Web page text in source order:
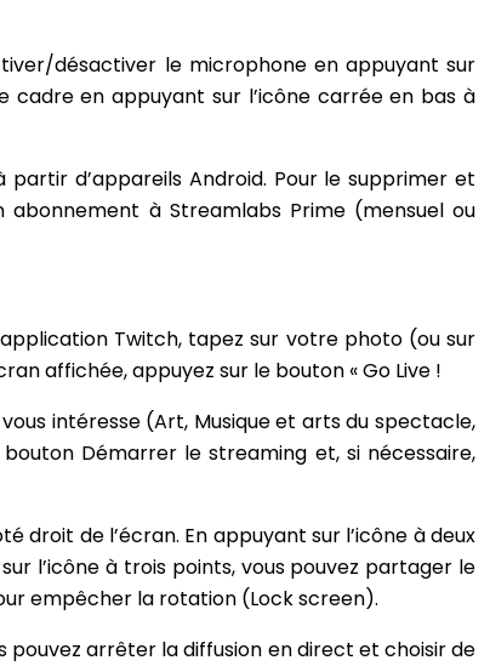
désactiver le microphone en appuyant sur
cadre en appuyant sur l’icône carrée en bas à
d’appareils Android. Pour le supprimer et
à Streamlabs Prime (mensuel ou
Twitch, tapez sur votre photo (ou sur
affichée, appuyez sur le bouton « Go Live !
intéresse (Art, Musique et arts du spectacle,
Démarrer le streaming et, si nécessaire,
de l’écran. En appuyant sur l’icône à deux
l’icône à trois points, vous pouvez partager le
empêcher la rotation (Lock screen).
pouvez arrêter la diffusion en direct et choisir de